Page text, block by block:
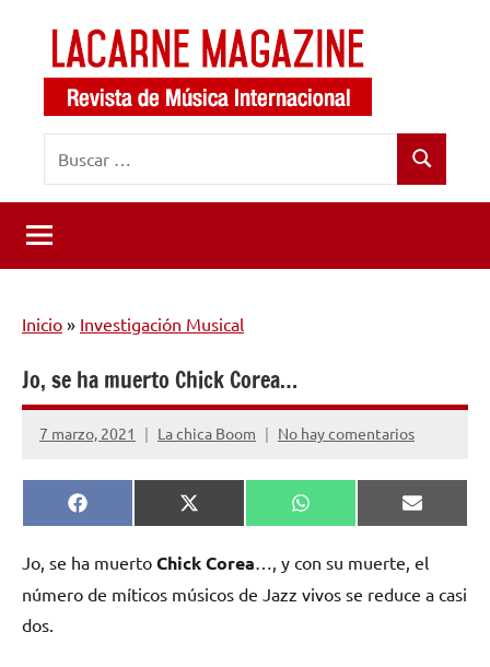
contenido
LaCarne
Magazine
de
música
internacional
Buscar
Inicio » Investigación Musical
Jo, se ha muerto Chick Corea…
7 marzo, 2021 La chica Boom No hay comentarios
Compartir
en
Facebook
Compartir
en
X
(Twitter)
Compartir
en
WhatsApp
en
Email
Jo, se ha muerto Chick Corea …, y con su muerte, el
número de míticos músicos de Jazz vivos se reduce a casi
dos.